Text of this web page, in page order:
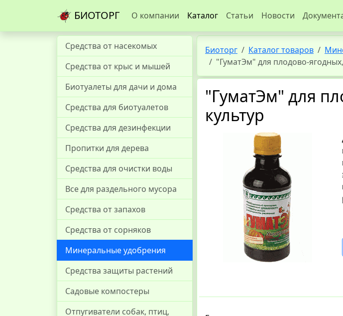
БИОТОРГ О компании Каталог Статьи Новости
Средства от насекомых
Средства от крыс и мышей
Биотуалеты для дачи и дома
Средства для биотуалетов
Средства для дезинфекции
Пропитки для дерева
Средства для очистки воды
Все для раздельного мусора
Средства от запахов
Средства от сорняков
Минеральные удобрения
Средства защиты растений
Садовые компостеры
Отпугиватели собак, птиц,
Биоторг Каталог товаров
"ГуматЭм" для плодово-
"ГуматЭм" для
культур